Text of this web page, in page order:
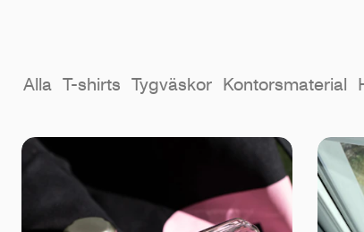
Alla T-shirts Tygväskor Kontorsmaterial